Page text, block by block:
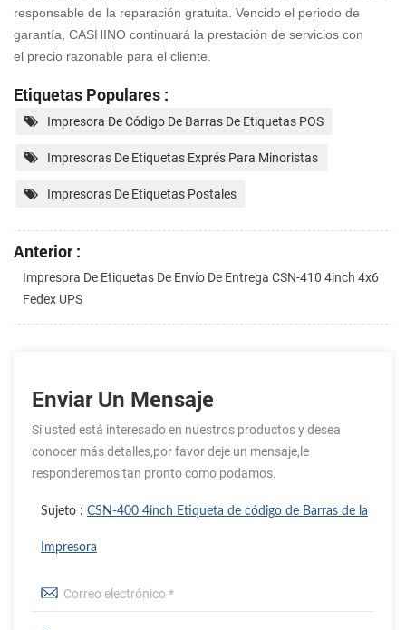
responsable de la reparación gratuita. Vencido el periodo de
garantía, CASHINO continuará la prestación de servicios con
el precio razonable para el cliente.
Etiquetas Populares :
Impresora De Código De Barras De Etiquetas POS
Impresoras De Etiquetas Exprés Para Minoristas
Impresoras De Etiquetas Postales
Anterior :
Impresora De Etiquetas De Envío De Entrega CSN-410 4inch 4x6
Fedex UPS
Enviar Un Mensaje
Si usted está interesado en nuestros productos y desea
conocer más detalles,por favor deje un mensaje,le
responderemos tan pronto como podamos.
Sujeto : CSN-400 4inch Etiqueta de código de Barras de la
Impresora